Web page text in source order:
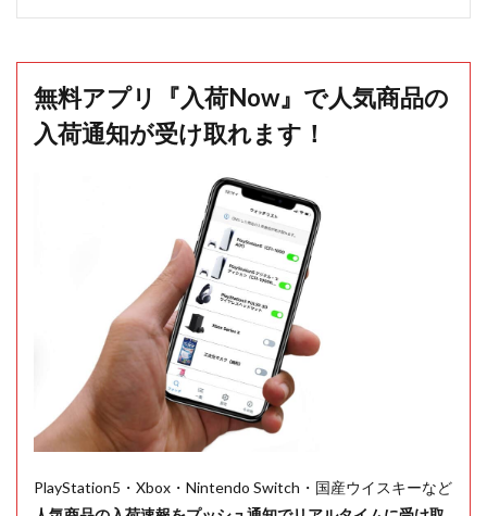
無料アプリ『入荷Now』で人気商品の
入荷通知が受け取れます！
PlayStation5・Xbox・Nintendo Switch・国産ウイスキーなど